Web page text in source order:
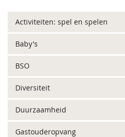
Activiteiten: spel en spelen
Baby's
BSO
Diversiteit
Duurzaamheid
Gastouderopvang